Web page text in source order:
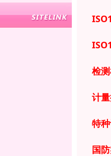
检
计
特
国